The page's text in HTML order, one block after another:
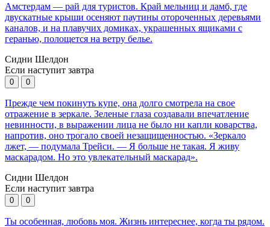
Амстердам — рай для туристов. Край мельниц и дамб, где
двускатные крыши осеняют паутины отороченных деревьями
каналов, и на плавучих домиках, украшенных ящиками с
геранью, полощется на ветру белье.
Сидни Шелдон
Если наступит завтра
0 0
Прежде чем покинуть купе, она долго смотрела на свое
отражение в зеркале. Зеленые глаза создавали впечатление
невинности, в выражении лица не было ни капли коварства,
напротив, оно трогало своей незащищенностью. «Зеркало
лжет, — подумала Трейси. — Я больше не такая. Я живу
маскарадом. Но это увлекательный маскарад».
Сидни Шелдон
Если наступит завтра
0 0
Ты особенная, любовь моя. Жизнь интереснее, когда ты рядом.